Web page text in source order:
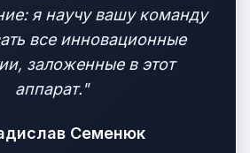
я научу вашу команду
все инновационные
заложенные в этот
аппарат."
Семенюк